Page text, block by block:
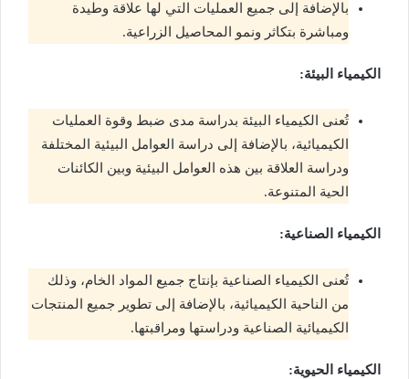
بالإضافة إلى جميع العمليات التي لها علاقة وطيدة
ومباشرة بتكاثر ونمو المحاصيل الزراعية.
الكيمياء البيئة:
تُعنى الكيمياء البيئة بدراسة مدى ضبط وقوة العمليات
الكيميائية، بالإضافة إلى دراسة العوامل البيئية المختلفة
ودراسة العلاقة بين هذه العوامل البيئية وبين الكائنات
الحية المتنوعة.
الكيمياء الصناعية:
تُعنى الكيمياء الصناعية بإنتاج جميع المواد الخام، وذلك
من الناحية الكيميائية، بالإضافة إلى تطوير جميع المنتجات
الكيميائية الصناعية ودراستها ومراقبتها.
الكيمياء الحيوية: